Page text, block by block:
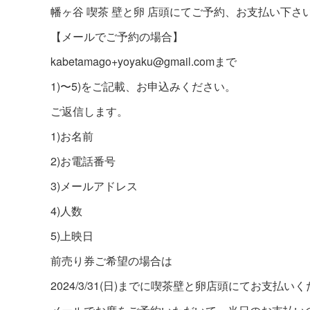
幡ヶ谷 喫茶 壁と卵 店頭にてご予約、お支払い下さい
【メールでご予約の場合】
kabetamago+yoyaku@gmail.comまで
1)〜5)をご記載、お申込みください。
ご返信します。
1)お名前
2)お電話番号
3)メールアドレス
4)人数
5)上映日
前売り券ご希望の場合は
2024/3/31(日)までに喫茶壁と卵店頭にてお支払いく